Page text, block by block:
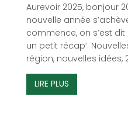
Aurevoir 2025, bonjour
nouvelle année
commence, on s’est
un petit récap’.
région, nouvelles idées,
LIRE PLUS